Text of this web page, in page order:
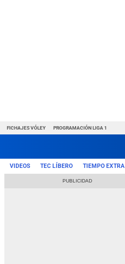
FICHAJES VÓLEY PROGRAMACIÓN LIGA 1
VIDEOS TEC LÍBERO TIEMPO EXTRA